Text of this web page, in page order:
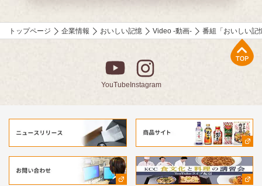
トップページ 企業情報 おいしい記憶 Video -動画- 番組「おいしい記
YouTube Instagram